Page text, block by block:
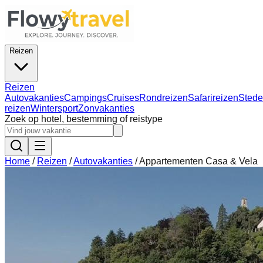
Reizen
Reizen
AutovakantiesCampingsCruisesRondreizenSafarireizen
reizenWintersportZonvakanties
Zoek op hotel, bestemming of reistype
Home / Reizen /Autovakanties /Appartementen Casa & Vela